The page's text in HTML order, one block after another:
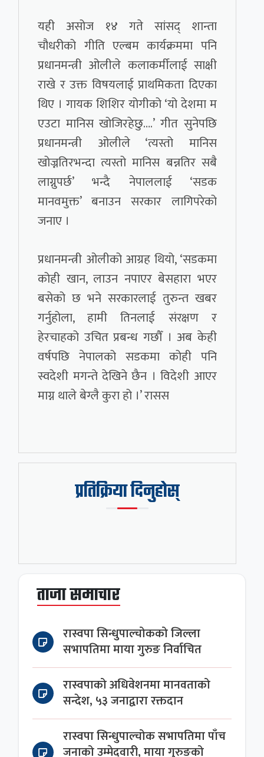
यही असोज १४ गते सांसद् शान्ता
चौधरीको गीति एल्बम कार्यक्रममा पनि
प्रधानमन्त्री ओलीले कलाकर्मीलाई साक्षी
राखे र उक्त विषयलाई प्राथमिकता दिएका
थिए । गायक शिशिर योगीको ‘यो देशमा म
एउटा मानिस खोजिरहेछु….’ गीत सुनेपछि
प्रधानमन्त्री ओलीले ‘त्यस्तो मानिस
खोज्नतिरभन्दा त्यस्तो मानिस बन्नतिर सबै
लाग्नुपर्छ’ भन्दै नेपाललाई ‘सडक
मानवमुक्त’ बनाउन सरकार लागिपरेको
जनाए ।
प्रधानमन्त्री ओलीको आग्रह थियो, ‘सडकमा
कोही खान, लाउन नपाएर बेसहारा भएर
बसेको छ भने सरकारलाई तुरुन्त खबर
गर्नुहोला, हामी तिनलाई संरक्षण र
हेरचाहको उचित प्रबन्ध गछौँ । अब केही
वर्षपछि नेपालको सडकमा कोही पनि
स्वदेशी मगन्ते देखिने छैन । विदेशी आएर
माग्न थाले बेग्लै कुरा हो ।’ रासस
प्रतिक्रिया दिनुहोस्
ताजा समाचार
रास्वपा सिन्धुपाल्चोकको जिल्ला
सभापतिमा माया गुरुङ निर्वाचित
रास्वपाको अधिवेशनमा मानवताको
सन्देश, ५३ जनाद्वारा रक्तदान
रास्वपा सिन्धुपाल्चोक सभापतिमा पाँच
जनाको उम्मेदवारी, माया गुरुङको